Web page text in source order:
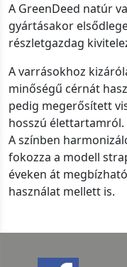
A GreenDeed natúr
gyártásakor
részletgazdag
A varrásokhoz
minőségű cérnát
pedig megerősített
hosszú élettartamról.
A színben
fokozza a modell
éveken át
használat mellett is.